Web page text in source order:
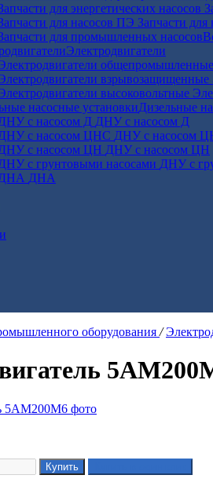
Запчасти
Электродвигатели
Дизельные
ДНУ с насосом Д
ДНУ с насосом
ДНУ с насосом ЦН
ДНУ с
ДНА
оборудования /